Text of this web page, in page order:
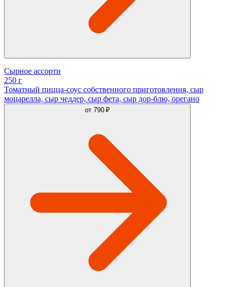
Сырное ассорти
250 г
Томатный пицца-соус собственного приготовления, сыр
моцарелла, сыр чеддер, сыр фета, сыр дор-блю, орегано
от 790 ₽